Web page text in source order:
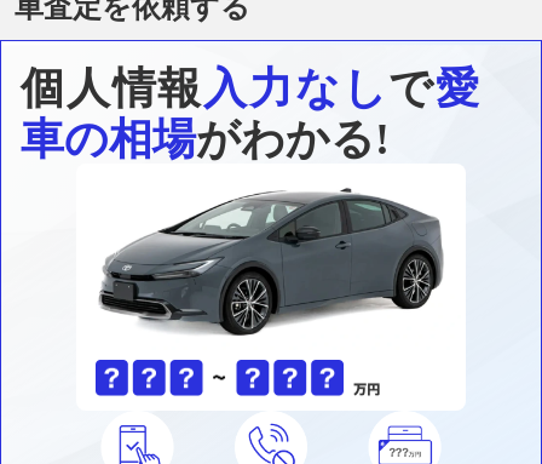
車査定を依頼する
個人情報入力なしで愛
車の相場がわかる!